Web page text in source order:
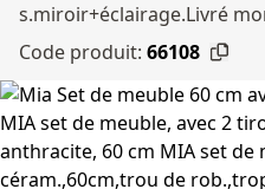
s.miroir+éclairage.Livré
Code produit: 66108